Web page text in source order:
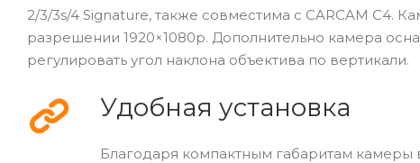
2/3/3s/4 Signature, также совместима с CARCAM C4.
разрешении 1920×1080p. Дополнительно камера
регулировать угол наклона объектива по вертикали.
Удобная установка
Благодаря компактным габаритам